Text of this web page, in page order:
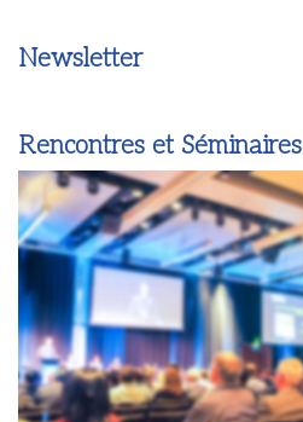
Newsletter
Rencontres et Séminaires